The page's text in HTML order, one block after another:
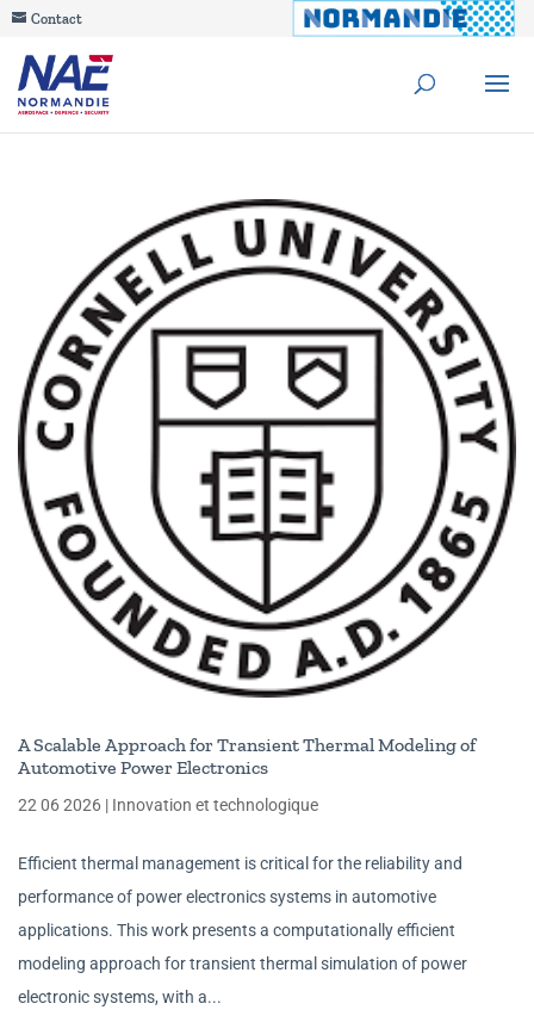
Contact
A Scalable Approach for Transient Thermal Modeling of
Automotive Power Electronics
22 06 2026 | Innovation et technologique
Efficient thermal management is critical for the reliability and
performance of power electronics systems in automotive
applications. This work presents a computationally efficient
modeling approach for transient thermal simulation of power
electronic systems, with a...